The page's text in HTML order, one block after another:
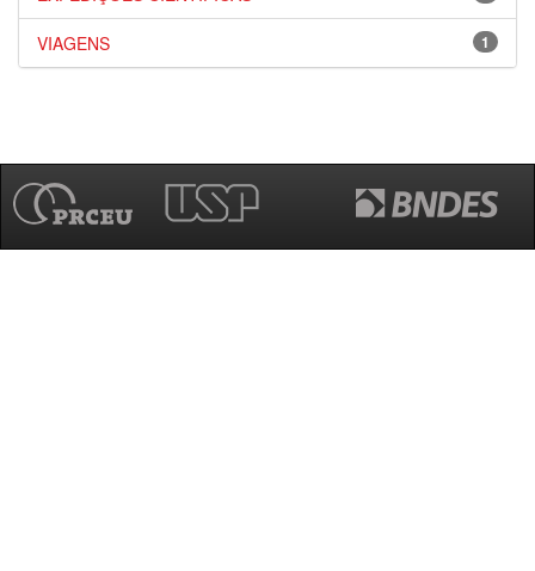
1
VIAGENS